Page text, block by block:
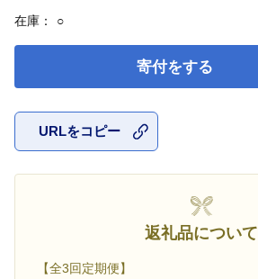
在庫： ○
寄付をする
URLをコピー
返礼品について
【全3回定期便】